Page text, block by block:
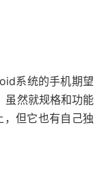
系统的手机期望
虽然就规格和功能
但它也有自己独